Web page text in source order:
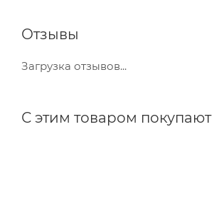
Отзывы
Загрузка отзывов...
С этим товаром покупают